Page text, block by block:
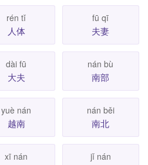
rén tǐ
人体
fū qī
夫妻
dài fū
大夫
nán bù
南部
yuè nán
越南
nán běi
南北
xī nán jǐ nán